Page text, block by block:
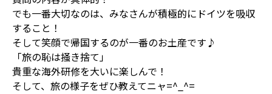
でも一番大切なのは、みなさんが積極的にドイツを吸収
すること！
そして笑顔で帰国するのが一番のお土産です♪
「旅の恥は掻き捨て」
貴重な海外研修を大いに楽しんで！
そして、旅の様子をぜひ教えてニャ=^_^=